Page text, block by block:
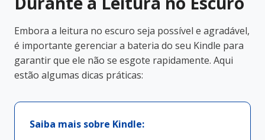
Embora a leitura no escuro seja possível e agradável,
é importante gerenciar a bateria do seu Kindle para
garantir que ele não se esgote rapidamente. Aqui
estão algumas dicas práticas:
Saiba mais sobre Kindle: